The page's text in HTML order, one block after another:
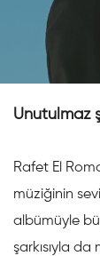
Unutulmaz
Rafet El
müziğinin
albümüyle
şarkısıyla